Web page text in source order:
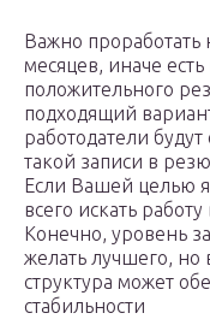
Важно проработать
месяцев, иначе есть
положительного
подходящий
работодатели
такой записи в
Если Вашей целью
всего искать
Конечно, уровень
желать лучшего, но
структура может
стабильности